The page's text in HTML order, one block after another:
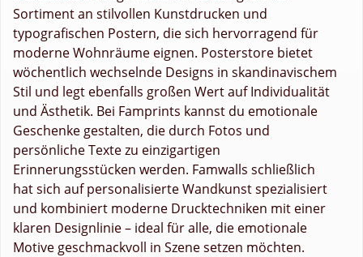
Sortiment an stilvollen Kunstdrucken und
typografischen Postern, die sich hervorragend für
moderne Wohnräume eignen. Posterstore bietet
wöchentlich wechselnde Designs in skandinavischem
Stil und legt ebenfalls großen Wert auf Individualität
und Ästhetik. Bei Famprints kannst du emotionale
Geschenke gestalten, die durch Fotos und
persönliche Texte zu einzigartigen
Erinnerungsstücken werden. Famwalls schließlich
hat sich auf personalisierte Wandkunst spezialisiert
und kombiniert moderne Drucktechniken mit einer
klaren Designlinie – ideal für alle, die emotionale
Motive geschmackvoll in Szene setzen möchten.